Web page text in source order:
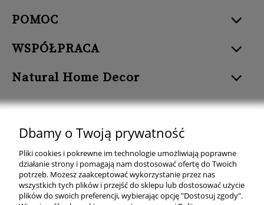
POMOC
WSPÓŁPRACA
Natural Home Decor
Natural Home Decor | E-mail: sklep at naturalhomedecor.pl | Tel.:
507 707 299 | NIP: 7971800592 | REGON: 381429127
Copyright © 2026 - Naturalhomedecor.pl
Dbamy o Twoją prywatność
Pliki cookies i pokrewne im technologie umożliwiają poprawne
działanie strony i pomagają nam dostosować ofertę do Twoich
potrzeb. Możesz zaakceptować wykorzystanie przez nas
wszystkich tych plików i przejść do sklepu lub dostosować użycie
plików do swoich preferencji, wybierając opcję "Dostosuj zgody".